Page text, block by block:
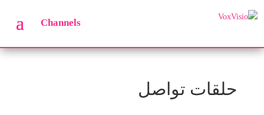
Channels
حلقات تواصل